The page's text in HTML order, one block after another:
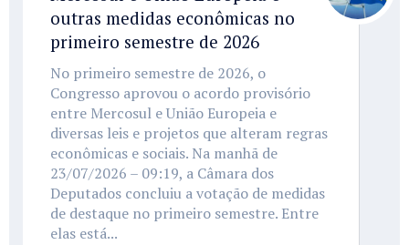
outras medidas econômicas no
primeiro semestre de 2026
No primeiro semestre de 2026, o
Congresso aprovou o acordo provisório
entre Mercosul e União Europeia e
diversas leis e projetos que alteram regras
econômicas e sociais. Na manhã de
23/07/2026 – 09:19, a Câmara dos
Deputados concluiu a votação de medidas
de destaque no primeiro semestre. Entre
elas está...